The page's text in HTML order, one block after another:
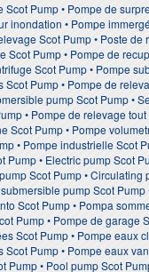
Pump • Pompe de
inondation • Pompe
Scot Pump • Poste
Pump • Pompe de
Scot Pump • Pompe
Pump • Pompe de
pump Scot Pump •
• Pompe de relevage
Pump • Pompe
• Pompe industrielle Scot
• Electric pump Scot
Scot Pump •
pump Scot
Scot Pump • Pompa
Pump • Pompe de
Scot Pump • Pompe eaux
Pump • Pompe eaux
• Pool pump Scot